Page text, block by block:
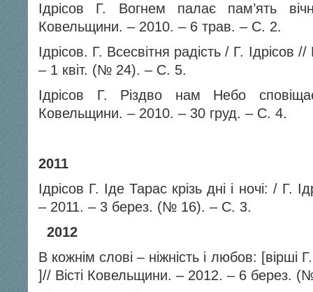
Ідрісов Г. Вогнем палає пам’ять
Ковельщини. – 2010. – 6 трав. – С. 2.
Ідрісов. Г. Всесвітня радість / Г. Ідрісов
– 1 квіт. (№ 24). – С. 5.
Ідрісов Г. Різдво нам Небо
Ковельщини. – 2010. – 30 груд. – С. 4.
2011
Ідрісов Г. Іде Тарас крізь дні і ночі: / Г.
– 2011. – 3 берез. (№ 16). – С. 3.
2012
В кожнім слові – ніжність і любов: [вірші
]// Вісті Ковельщини. – 2012. – 6 берез.